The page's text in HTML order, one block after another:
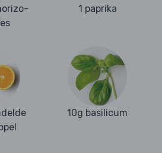
1 paprika
10g basilicum